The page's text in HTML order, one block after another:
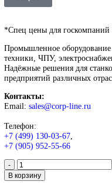
ГлавнаяSIEMENS
Communication Simatic
Siemens
Simatic NET
6 250₽